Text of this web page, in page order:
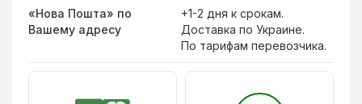
«Нова Пошта» по
Вашему адресу
+1-2 дня к срокам.
Доставка по Украине.
По тарифам перевозчика.